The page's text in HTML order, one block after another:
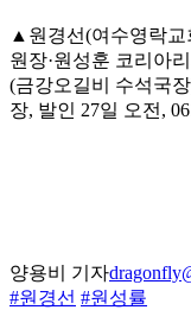
▲원경선(여수영락교
원장·원성훈 코리아
(금강오길비 수석국
장, 발인 27일 오전,
양용비 기자
#원경선 #원성률